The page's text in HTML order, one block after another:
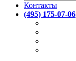
Контакты
(495) 175-07-06